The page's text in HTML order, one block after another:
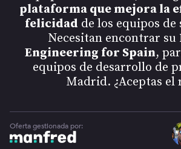
plataforma que mejora la
felicidad de los equipos de
Necesitan encontrar su
Engineering for Spain,
equipos de desarrollo de
Madrid. ¿Aceptas el
Oferta gestionada por: